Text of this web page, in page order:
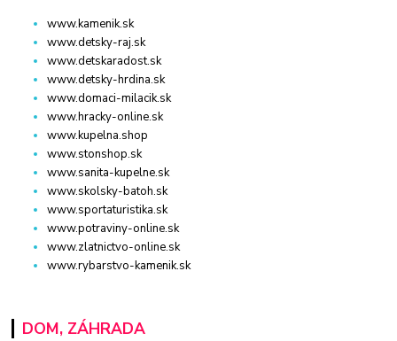
www.kamenik.sk
www.detsky-raj.sk
www.detskaradost.sk
www.detsky-hrdina.sk
www.domaci-milacik.sk
www.hracky-online.sk
www.kupelna.shop
www.stonshop.sk
www.sanita-kupelne.sk
www.skolsky-batoh.sk
www.sportaturistika.sk
www.potraviny-online.sk
www.zlatnictvo-online.sk
www.rybarstvo-kamenik.sk
DOM, ZÁHRADA